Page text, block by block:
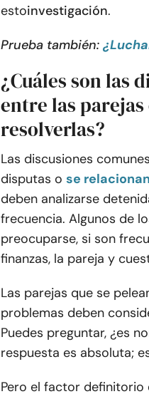
estoinvestigación.
Prueba también:
¿Cuáles son las
entre las parejas
resolverlas?
Las discusiones
disputas o se
deben analizarse
frecuencia. Algunos de
preocuparse, si son
finanzas, la pareja y
Las parejas que se
problemas deben
Puedes preguntar, ¿es
respuesta es absoluta;
Pero el factor definitorio